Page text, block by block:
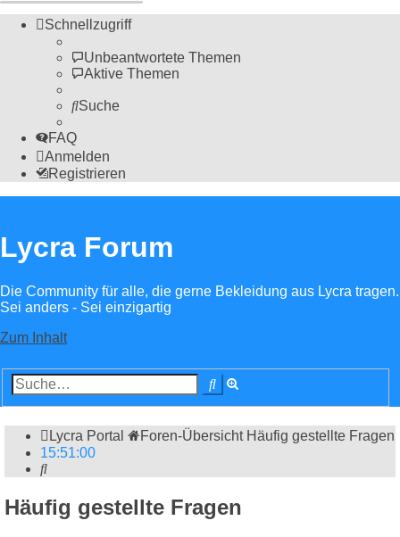
Schnellzugriff
Unbeantwortete Themen
Aktive Themen
Suche
FAQ
Anmelden
Registrieren
Lycra Forum
Die Community für alle, die gerne Bekleidung aus Lycra tragen.
Sei anders - Sei einzigartig
Zum Inhalt
Suche
Lycra Portal Foren-Übersicht Häufig gestellte Fragen
15:51:01
Suche
Häufig gestellte Fragen